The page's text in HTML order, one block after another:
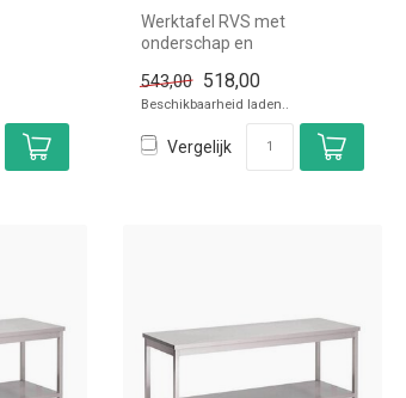
Werktafel RVS met
onderschap en
88(H)x200x60cm |Gastr...
543,00 518,00
Beschikbaarheid laden..
Vergelijk